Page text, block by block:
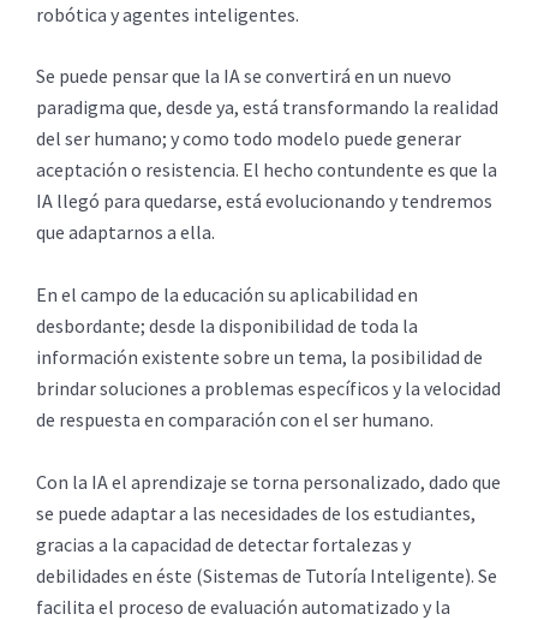
robótica y agentes inteligentes.
Se puede pensar que la IA se convertirá en un nuevo
paradigma que, desde ya, está transformando la realidad
del ser humano; y como todo modelo puede generar
aceptación o resistencia. El hecho contundente es que la
IA llegó para quedarse, está evolucionando y tendremos
que adaptarnos a ella.
En el campo de la educación su aplicabilidad en
desbordante; desde la disponibilidad de toda la
información existente sobre un tema, la posibilidad de
brindar soluciones a problemas específicos y la velocidad
de respuesta en comparación con el ser humano.
Con la IA el aprendizaje se torna personalizado, dado que
se puede adaptar a las necesidades de los estudiantes,
gracias a la capacidad de detectar fortalezas y
debilidades en éste (Sistemas de Tutoría Inteligente). Se
facilita el proceso de evaluación automatizado y la